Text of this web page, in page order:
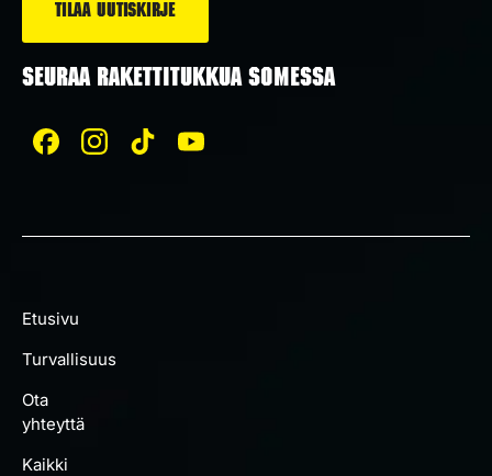
SEURAA RAKETTITUKKUA SOMESSA
Etusivu
Turvallisuus
Ota
yhteyttä
Kaikki